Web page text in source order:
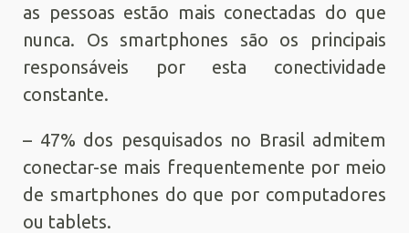
as pessoas estão mais conectadas do que
nunca. Os smartphones são os principais
responsáveis por esta conectividade
constante.
– 47% dos pesquisados no Brasil admitem
conectar-se mais frequentemente por meio
de smartphones do que por computadores
ou tablets.